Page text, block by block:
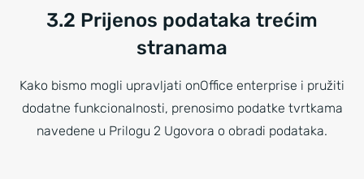
3.2 Prijenos podataka trećim
stranama
Kako bismo mogli upravljati onOffice enterprise i pružiti
dodatne funkcionalnosti, prenosimo podatke tvrtkama
navedene u Prilogu 2 Ugovora o obradi podataka.